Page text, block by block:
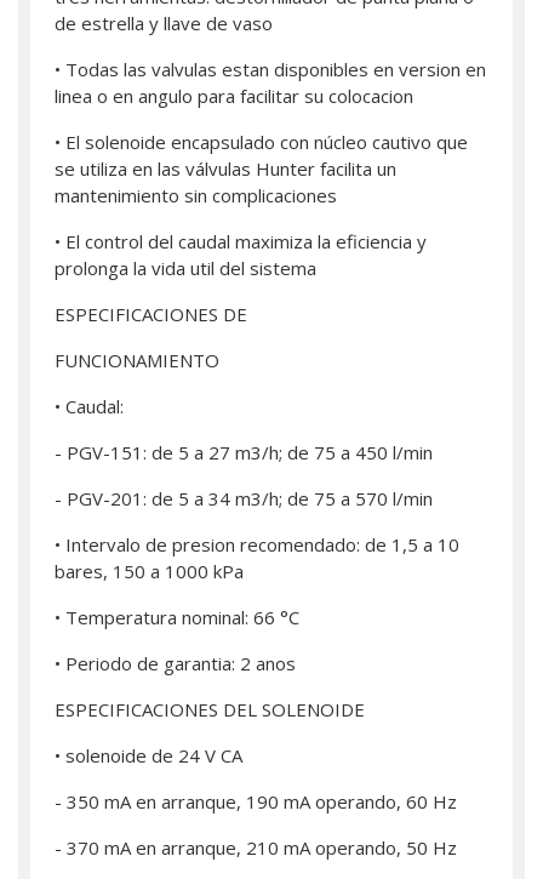
de estrella y llave de vaso
• Todas las valvulas estan disponibles en version en
linea o en angulo para facilitar su colocacion
• El solenoide encapsulado con núcleo cautivo que
se utiliza en las válvulas Hunter facilita un
mantenimiento sin complicaciones
• El control del caudal maximiza la eficiencia y
prolonga la vida util del sistema
ESPECIFICACIONES DE
FUNCIONAMIENTO
• Caudal:
- PGV-151: de 5 a 27 m3/h; de 75 a 450 l/min
- PGV-201: de 5 a 34 m3/h; de 75 a 570 l/min
• Intervalo de presion recomendado: de 1,5 a 10
bares, 150 a 1000 kPa
• Temperatura nominal: 66 °C
• Periodo de garantia: 2 anos
ESPECIFICACIONES DEL SOLENOIDE
• solenoide de 24 V CA
- 350 mA en arranque, 190 mA operando, 60 Hz
- 370 mA en arranque, 210 mA operando, 50 Hz